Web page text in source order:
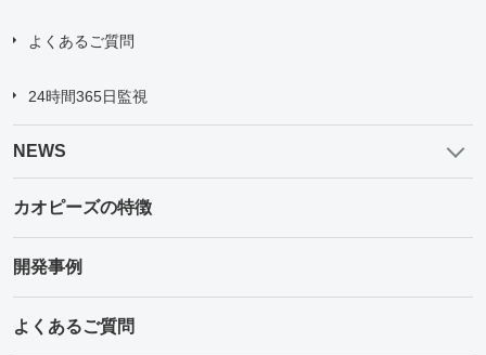
よくあるご質問
24時間365日監視
NEWS
カオピーズの特徴
開発事例
よくあるご質問